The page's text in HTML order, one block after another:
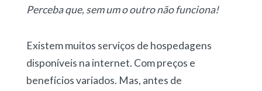
Perceba que, sem um o outro não funciona!
Existem muitos serviços de hospedagens
disponíveis na internet. Com preços e
benefícios variados. Mas, antes de